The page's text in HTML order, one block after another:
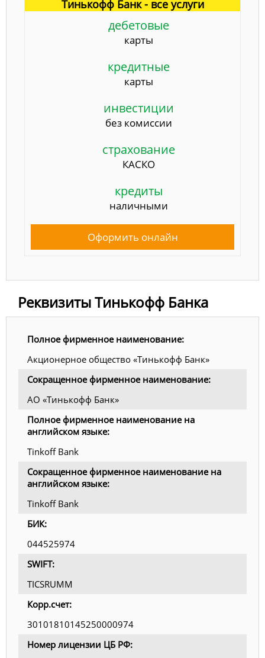
Тинькофф Банк - все услуги
дебетовые
карты
кредитные
карты
инвестиции
без комиссии
страхование
КАСКО
кредиты
наличными
Оформить онлайн
Реквизиты Тинькофф Банка
Полное фирменное наименование:
Акционерное общество «Тинькофф Банк»
Сокращенное фирменное наименование:
АО «Тинькофф Банк»
Полное фирменное наименование на
английском языке:
Tinkoff Bank
Сокращенное фирменное наименование на
английском языке:
Tinkoff Bank
БИК:
044525974
SWIFT:
TICSRUMM
Корр.счет:
30101810145250000974
Номер лицензии ЦБ РФ: